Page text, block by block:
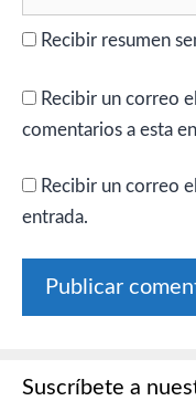
Recibir resumen
Recibir un correo
comentarios a esta
Recibir un correo
entrada.
Suscríbete a